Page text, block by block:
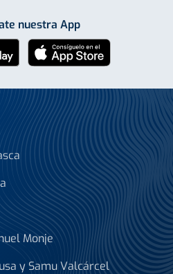
nuestra App
Monje
y Samu Valcárcel